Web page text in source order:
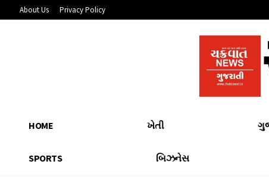
About Us Privacy Policy
HOME ખેતી
SPORTS બિઝનેસ